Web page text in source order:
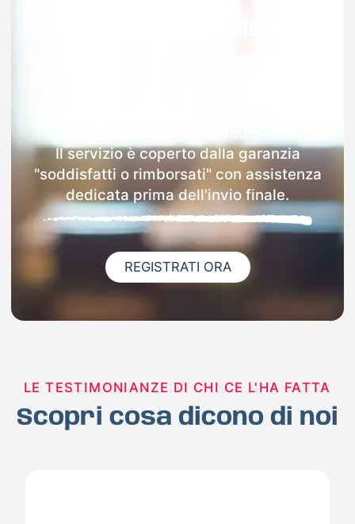
Il servizio è coperto dalla garanzia
"soddisfatti o rimborsati" con assistenza
dedicata prima dell'invio finale.
REGISTRATI ORA
LE TESTIMONIANZE DI CHI CE L'HA FATTA
Scopri cosa dicono di noi